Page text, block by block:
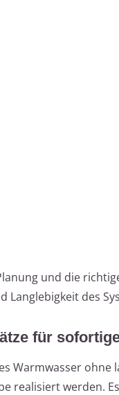
und die
Langlebigkeit des
für
Warmwasser ohne
realisiert werden.